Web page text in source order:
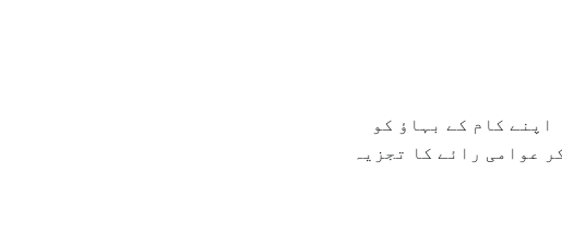
کام کے بہاؤ کو
عوامی رائے کا تجزیہ